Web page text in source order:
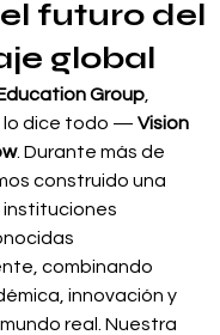
futuro del
global
Group
lo dice todo — Vision
. Durante más de
construido una
instituciones
combinando
innovación y
real. Nuestra